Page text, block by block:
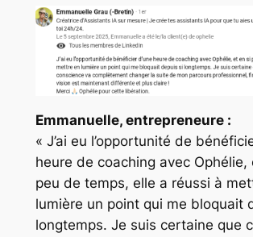
Emmanuelle, entrepreneure :
« J’ai eu l’opportunité de
heure de coaching avec Ophélie,
peu de temps, elle a réussi à
lumière un point qui me bloquait
longtemps. Je suis certaine que